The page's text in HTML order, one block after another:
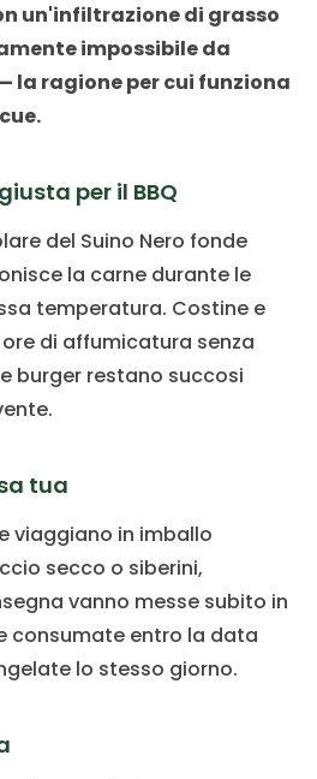
un'infiltrazione di grasso
impossibile da
la ragione per cui funziona
per il BBQ
del Suino Nero fonde
la carne durante le
temperatura. Costine e
di affumicatura senza
burger restano succosi
tua
viaggiano in imballo
secco o siberini,
vanno messe subito in
consumate entro la data
lo stesso giorno.